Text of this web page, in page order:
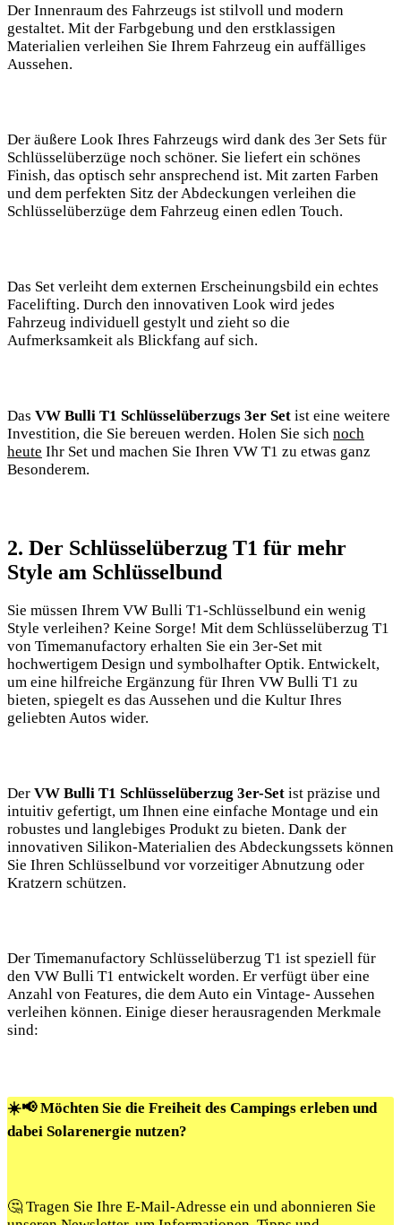
Der Innenraum des Fahrzeugs ist ‌stilvoll und modern
gestaltet. Mit der Farbgebung und ⁣den⁣ erstklassigen
Materialien verleihen ‍Sie Ihrem Fahrzeug⁢ ein auffälliges
Aussehen.
Der äußere Look⁤ Ihres Fahrzeugs wird dank⁣ des 3er ​Sets ⁣für
Schlüsselüberzüge noch ⁢schöner. Sie liefert ein schönes​
Finish, das optisch sehr ansprechend ist.​ Mit zarten⁢ Farben⁤
und dem perfekten Sitz der​ Abdeckungen verleihen die
Schlüsselüberzüge dem ⁤Fahrzeug einen edlen Touch.
Das Set verleiht dem externen Erscheinungsbild ein echtes
Facelifting. Durch den​ innovativen Look wird ​jedes‌
Fahrzeug individuell gestylt und zieht so die
Aufmerksamkeit als Blickfang auf sich. ‍
Das VW Bulli T1⁢ Schlüsselüberzugs 3er Set ist eine ⁢weitere
Investition, die Sie bereuen werden. Holen Sie⁣ sich noch​
heute Ihr Set und machen Sie Ihren VW T1 zu etwas ganz
Besonderem.
2. Der ‍Schlüsselüberzug T1 für mehr
Style am Schlüsselbund
Sie müssen Ihrem ‍VW Bulli‍ T1-Schlüsselbund ein⁢ wenig
Style verleihen? ‍Keine Sorge! Mit dem ​Schlüsselüberzug⁤ T1
von Timemanufactory erhalten Sie ein 3er-Set mit
hochwertigem ​Design und symbolhafter Optik. Entwickelt,
um eine hilfreiche Ergänzung für Ihren VW Bulli T1 zu
bieten, spiegelt es das Aussehen‍ und die Kultur Ihres
⁣geliebten Autos wider.
Der VW⁣ Bulli T1 Schlüsselüberzug​ 3er-Set ‍ist ⁤präzise und⁢
intuitiv⁢ gefertigt, um Ihnen eine einfache Montage und ‍ein
⁤robustes und‌ langlebiges Produkt zu ​bieten. Dank​ der
innovativen ⁢Silikon-Materialien des Abdeckungssets ⁢können
Sie ⁢Ihren Schlüsselbund vor vorzeitiger Abnutzung oder
⁢Kratzern schützen.
Der Timemanufactory⁣ Schlüsselüberzug T1 ist speziell für⁢
den⁤ VW‌ Bulli ‌T1 entwickelt‌ worden. Er verfügt über eine‍
Anzahl von Features, die dem Auto‌ ein Vintage- Aussehen
‌verleihen können. ‍Einige dieser herausragenden Merkmale
sind:
☀️📢 Möchten Sie die Freiheit des Campings erleben und
dabei Solarenergie nutzen?
🤔 Tragen Sie Ihre E-Mail-Adresse ein und abonnieren Sie